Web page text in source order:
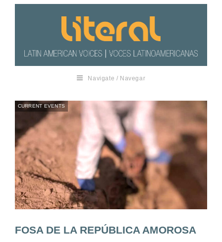
Navigate / Navegar
CURRENT EVENTS
FOSA DE LA REPÚBLICA AMOROSA